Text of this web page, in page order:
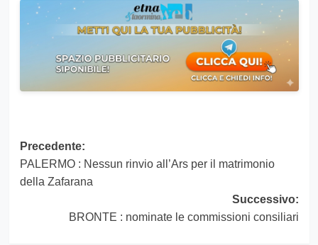
Navigazione
articolo
Precedente:
PALERMO : Nessun rinvio all’Ars per il matrimonio
della Zafarana
Successivo:
BRONTE : nominate le commissioni consiliari